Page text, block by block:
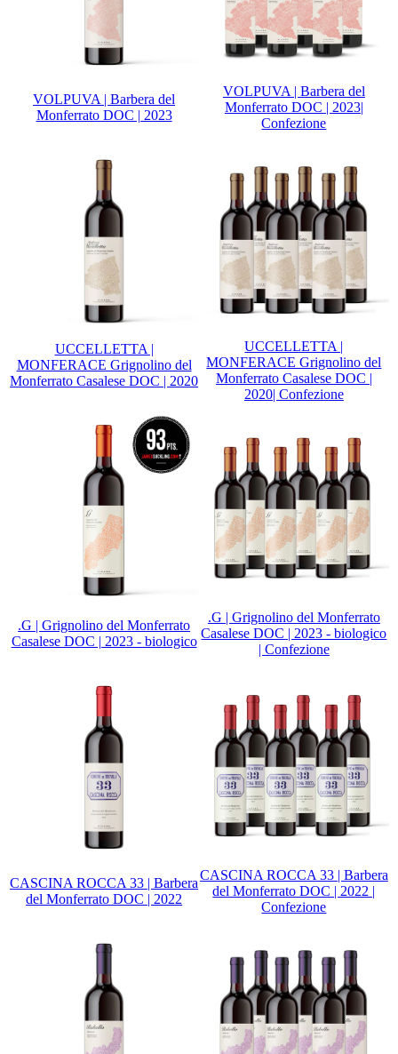
VOLPUVA | Barbera del
Monferrato DOC | 2023
VOLPUVA | Barbera del
Monferrato DOC | 2023|
Confezione
UCCELLETTA |
MONFERACE Grignolino del
Monferrato Casalese DOC | 2020
UCCELLETTA |
MONFERACE Grignolino del
Monferrato Casalese DOC |
2020| Confezione
.G | Grignolino del Monferrato
Casalese DOC | 2023 - biologico
.G | Grignolino del Monferrato
Casalese DOC | 2023 - biologico
| Confezione
CASCINA ROCCA 33 | Barbera
del Monferrato DOC | 2022
CASCINA ROCCA 33 | Barbera
del Monferrato DOC | 2022 |
Confezione